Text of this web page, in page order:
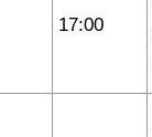
17:00